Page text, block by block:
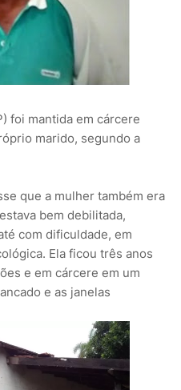
foi mantida em cárcere
marido, segundo a
que a mulher também era
bem debilitada,
com dificuldade, em
Ela ficou três anos
e em cárcere em um
e as janelas